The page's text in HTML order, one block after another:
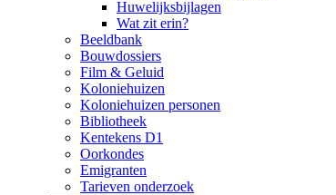
Huwelijksbijlagen
Wat zit erin?
Beeldbank
Bouwdossiers
Film & Geluid
Koloniehuizen
Koloniehuizen personen
Bibliotheek
Kentekens D1
Oorkondes
Emigranten
Tarieven onderzoek